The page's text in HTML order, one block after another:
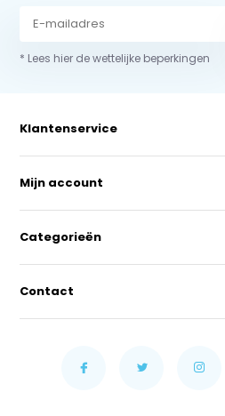
* Lees hier de wettelijke beperkingen
Klantenservice
Mijn account
Categorieën
Contact